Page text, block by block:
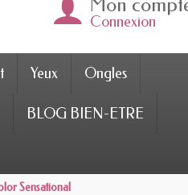
Connexion
Yeux Ongles
BLOG BIEN-ETRE
Sensational